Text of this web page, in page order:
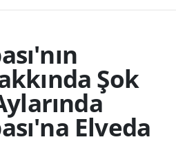
Şok
Elveda
Durumu ve Fikstür